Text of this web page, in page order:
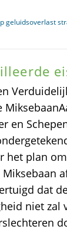
geluidsoverlast
en
het plan
dat
niet zal